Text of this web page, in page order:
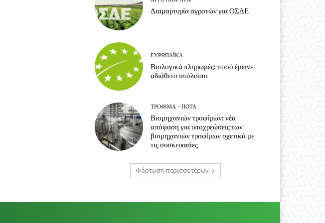
Διαμαρτυρία αγροτών για ΟΣΔΕ
ΕΥΡΩΠΑΪΚΆ
Βιολογικά πληρωμές: ποσό έμεινε
αδιάθετο υπόλοιπο
ΤΡΌΦΙΜΑ - ΠΟΤΆ
Βιομηχανιών τροφίμων: νέα
απόφαση για υποχρεώσεις των
βιομηχανιών τροφίμων σχετικά με
τις συσκευασίες
Φόρτωση περισσοτέρων